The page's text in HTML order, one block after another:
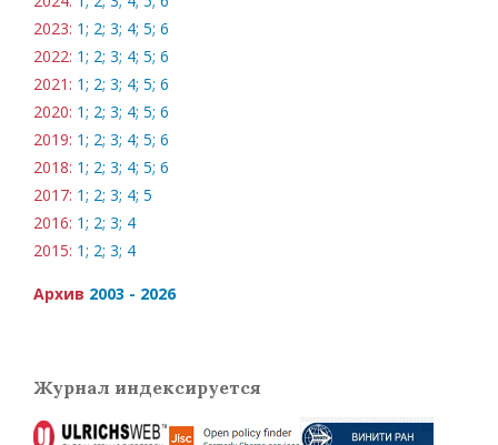
2023: 1; 2; 3; 4; 5; 6
2022: 1; 2; 3; 4; 5; 6
2021: 1; 2; 3; 4; 5; 6
2020: 1; 2; 3; 4; 5; 6
2019: 1; 2; 3; 4; 5; 6
2018: 1; 2; 3; 4; 5; 6
2017: 1; 2; 3; 4; 5
2016: 1; 2; 3; 4
2015: 1; 2; 3; 4
Архив 2003 - 2026
Журнал индексируется